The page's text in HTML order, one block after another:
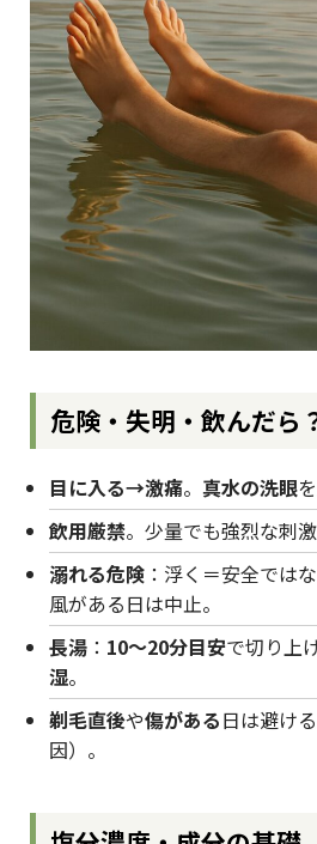
危険・失明・飲んだら
目に入る→激痛。 真水の洗眼
飲用厳禁。少量でも強烈な刺
溺れる危険 ：浮く＝安全ではな
風がある日は中止。
長湯 ： 10〜20分目安で切り上げ
湿。
剃毛直後や傷がある日は避け
因）。